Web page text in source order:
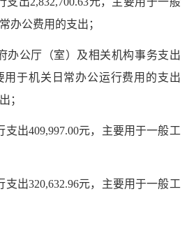
办公费用的支出；
公厅（室）及相关机构事务支出
用于机关日常办公运行费用的支出
；
出409,997.00元，主要用于一般工
出320,632.96元，主要用于一般工